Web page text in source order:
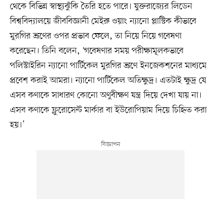
থেকে বিভিন্ন স্বাস্থ্যঝুঁকি তৈরি হতে পারে। যুক্তরাজ্যের লিডেন
বিশ্ববিদ্যালয়ে জীববিজ্ঞানী মেইরু ওয়াং ন্যানো প্লাস্টিক কীভাবে
মুরগির ভ্রূণের ওপর প্রভাব ফেলে, তা নিয়ে নিয়ে গবেষণা
করেছেন। তিনি বলেন, ‘গবেষণার সময় পরীক্ষামূলকভাবে
পলিস্টাইরিন ন্যানো পার্টিকেল মুরগির ভ্রূণে ইনজেকশনের মাধ্যমে
প্রবেশ করাই আমরা। ন্যানো পার্টিকেল অতিক্ষুদ্র। এতটাই ক্ষুদ্র যে
এসব কণাকে সাধারণ কোনো অণুবীক্ষণ যন্ত্র দিয়ে দেখা যায় না।
এসব কণাকে ফ্লুরোসেন্ট মার্কার বা ইউরোপিয়াম দিয়ে চিহ্নিত করা
হয়।’